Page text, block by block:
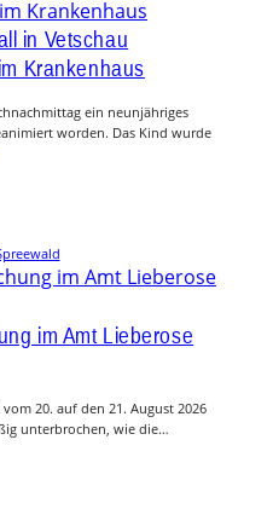
in Vetschau
Krankenhaus
ein neunjähriges
worden. Das Kind wurde
im Amt Lieberose
20. auf den 21. August 2026
unterbrochen, wie die…